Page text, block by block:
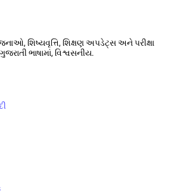
શિષ્યવૃત્તિ, શિક્ષણ અપડેટ્સ અને પરીક્ષા
ભાષામાં, વિશ્વસનીય.